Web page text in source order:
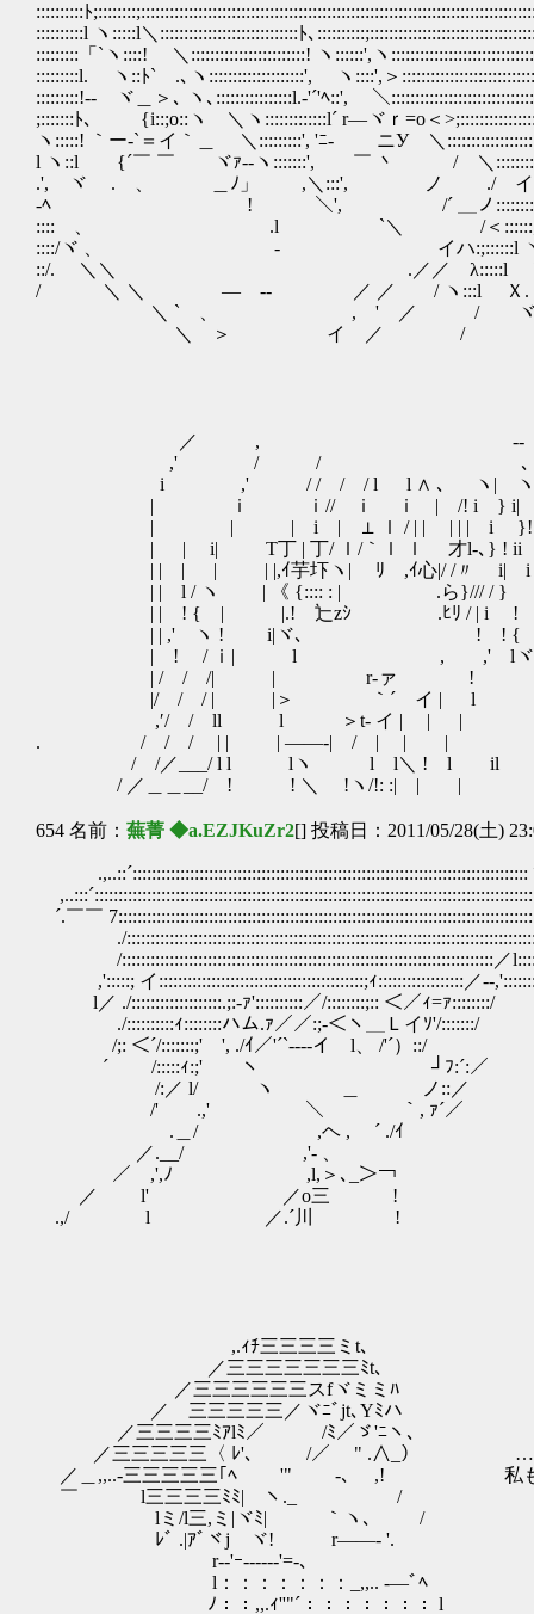
::::::::::ﾄ
::::::::::l ヽ:::::l＼:::::::::::::::::::::::::::::ﾄ､
:::::::::「`ヽ::::! ＼::::::::::::::::::::::::! ヽ::::::',ヽ
:::::::::l. ヽ::ﾄ` .､ヽ::::::::::::::::::::', ヽ::::',＞
:::::::::!‐- ヾ＿＞､ ヽ､::::::::::::::::l.-'´'ﾍ::', ＼
;:::::::ﾄ、 {i::;o::ヽ ＼ヽ:::::::::::::l´ r―ヾｒ=o＜
ヽ:::::! ｀ー-`＝イ｀＿ ＼:::::::::', 'ﾆ‐ ゞニУ ＼
l ヽ::l {´￣ ￣ ヾｧ‐-ヽ:::::::', ￣ 丶 / ＼
.', ヾ .ゝ、 ＿ﾉ」 ゝ,＼:::', ノ ./ イ
-ﾍ ￣￣ ! ＼',￣￣ /´ ＿ノ
::::ゞ、 .l `＼ /＜
::::/ヾ 、 ゝ - イハ
::/. ＼＼ .／／ λ:::::l ＼:::::! ヽ ,
/ ＼ ＼ ― ‐- ／ ／ /
＼ ` 、 , ' ／ / ヾ!. ヾl '
＼ ＞ イ
／ , --
,' / / ､ i ､
i ,' / / / / l l ∧ ､ ヽ| ヽ ヽ
| ｉ ｉ// ｉ ｉ | /! i } i| ', ‘，
| | | i | ⊥ ｌ / | | | | | i }! ‘
| | i| T丁 | 丁/ ｌ/｀ｌ ｌ 才l-､} !
| | | | | |,ｲ芋圷ヽ| ﾘ ,ｲ心|/ /〃 i| i i そうで
| | l / ヽ | 《 {:::: : | .ら}/// / } ! | /
| | ! { | |.! 辷zｼ .ﾋﾘ / | i !
| | ,' ヽ ! i|ヾ､ ! ! { l／ それでは
| ! / ｉ| l , ,' lヾ､
| / / /| | r‐ァ !
|/ / / | |＞ ｀´ イ | l
,′/ / ll l ＞t- イ | | |
. / / / | | | ――-|ゝ/ | | |
/ /／___/ l l lヽ l l＼ ! l il
/ ／＿＿__/ ! ! ＼ !ヽ/!: :| | |
654 名前： 蕪菁 ◆a.EZJKuZr2[] 投稿日：2011/05/28(土)
.,..::´:::::::::::::::::::::::::::::::::::::::::::::::::::::::::::::::::::::::::::::::::::
´.￣￣
./
/::::::::::::::::::::::::::::::::::::::::::::::::::::::::::::::::::::::::::::::／
,':::::; イ:::::::::::::::::::::::::::::::::::::::::::;ｨ::::::::::::::::::／-
l／ ./:::::::::::::::::::.;:-ｧ'::::::::::／/::::::::;:: ＜／ｨ=ｧ::::::::/
./::::::::::ｨ::::::::ハム.ｧ／／:;-＜ヽ＿Ｌイｿ'/:::::::/
/;: ＜´/:::::::;' ', ./ｲ／'´`‐---イ l、 /'´）::/ 分か
´ /:::::ｨ:;' ヽ ┘ﾌ:´:／
/:／ l/ ヽ ＿ ノ::／
/' .,' ＼ ｀, ｧ´／
.＿/ ,ヘ , ´ ./ｲ
／.__/ ,'- 、
／ ,',ﾉ ,l,＞､_＞￢
／ l' ／o三 !
.,/ l ／.´川 !
,.ｨﾁ三三三三ミt､
／三三三三三三三ﾐt､
／三三三三三三スfヾミミﾊ
／ 三三三三三／ヾﾆﾞjt､Yﾐハ
／三三三三ﾐｱlﾐ／ /ﾐ／ゞ'ﾆヽ、
／三三三三三〈 ﾚ'､ /／ " .∧_） ……シ
／＿,,..-三三三三三｢ﾍ '" -､ ,! 私も、もう
￣ l三三三三ﾐﾐ| ヽ._ /
lミ/l三,ミ|ヾﾐ| ｀ヽ､ /
ﾚﾞ .|ｱﾞヾj ヾ! r――‐ '.
r-‐'ｰ------'=-､
l：：：：：：：_,,.. -―ﾞﾍ
ﾉ：：,,.ｨ''"´：：：：：：： l